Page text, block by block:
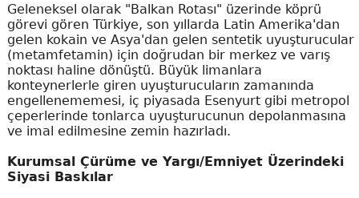
Geleneksel olarak "Balkan Rotası" üzerinde köprü
görevi gören Türkiye, son yıllarda Latin Amerika'dan
gelen kokain ve Asya'dan gelen sentetik uyuşturucular
(metamfetamin) için doğrudan bir merkez ve varış
noktası haline dönüştü. Büyük limanlara
konteynerlerle giren uyuşturucuların zamanında
engellenememesi, iç piyasada Esenyurt gibi metropol
çeperlerinde tonlarca uyuşturucunun depolanmasına
ve imal edilmesine zemin hazırladı.
Kurumsal Çürüme ve Yargı/Emniyet Üzerindeki
Siyasi Baskılar